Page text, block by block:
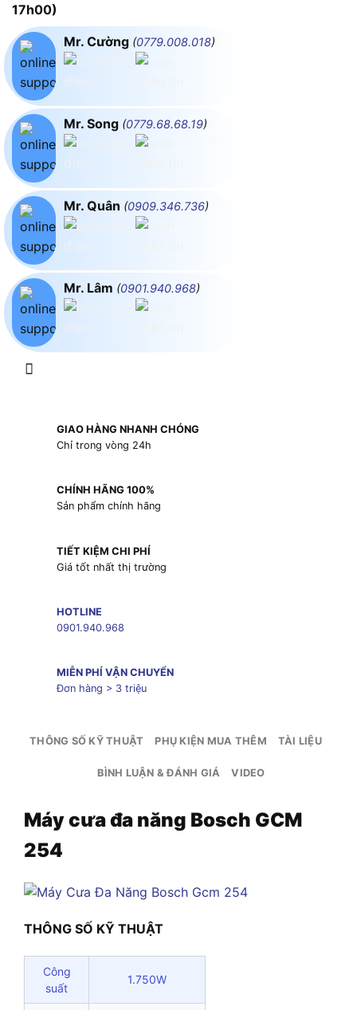
17h00)
Mr. Cường (0779.008.018)
Mr. Song (0779.68.68.19)
Mr. Quân (0909.346.736)
Mr. Lâm (0901.940.968)
GIAO HÀNG NHANH CHÓNG
Chỉ trong vòng 24h
CHÍNH HÃNG 100%
Sản phẩm chính hãng
TIẾT KIỆM CHI PHÍ
Giá tốt nhất thị trường
HOTLINE
0901.940.968
MIỄN PHÍ VẬN CHUYỂN
Đơn hàng > 3 triệu
THÔNG SỐ KỸ THUẬT PHỤ KIỆN MUA THÊM TÀI LIỆU
BÌNH LUẬN & ĐÁNH GIÁ VIDEO
Máy cưa đa năng Bosch GCM
254
THÔNG SỐ KỸ THUẬT
Công
suất
1.750W